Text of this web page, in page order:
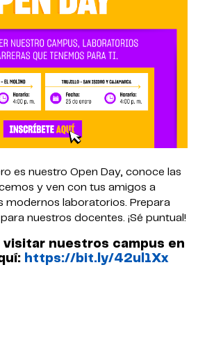
es nuestro Open Day, conoce las
y ven con tus amigos a
modernos laboratorios. Prepara
nuestros docentes. ¡Sé puntual!
visitar nuestros campus en
https://bit.ly/42ul1Xx